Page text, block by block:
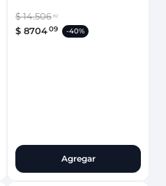
$14.506 82
$ 870409 -40%
Agregar